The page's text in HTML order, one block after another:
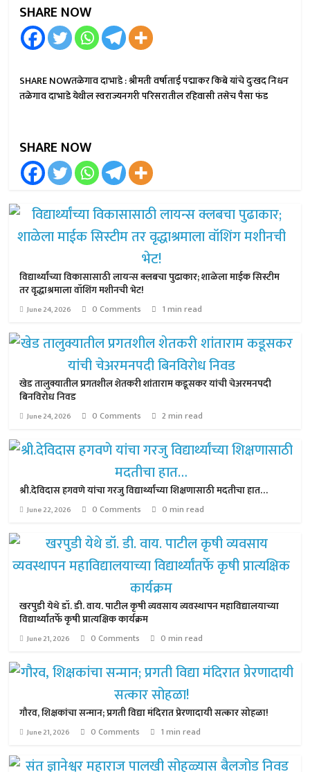
SHARE NOW
SHARE NOWतळेगाव दाभाडे : श्रीमती वर्षाताई पद्माकर किबे यांचे दुःखद निधन
तळेगाव दाभाडे येथील स्वराज्यनगरी परिसरातील रहिवासी तसेच पैसा फंड
SHARE NOW
विद्यार्थ्यांच्या विकासासाठी लायन्स क्लबचा पुढाकार; शाळेला माईक सिस्टीम
तर वृद्धाश्रमाला वॉशिंग मशीनची भेट!
June 24, 2026 0 Comments 1 min read
खेड तालुक्यातील प्रगतशील शेतकरी शांताराम कडूसकर यांची चेअरमनपदी
बिनविरोध निवड
June 24, 2026 0 Comments 2 min read
श्री.देविदास हगवणे यांचा गरजु विद्यार्थ्यांच्या शिक्षणासाठी मदतीचा हात…
June 22, 2026 0 Comments 0 min read
खरपुडी येथे डॉ. डी. वाय. पाटील कृषी व्यवसाय व्यवस्थापन महाविद्यालयाच्या
विद्यार्थ्यांतर्फे कृषी प्रात्यक्षिक कार्यक्रम
June 21, 2026 0 Comments 0 min read
गौरव, शिक्षकांचा सन्मान; प्रगती विद्या मंदिरात प्रेरणादायी सत्कार सोहळा!
June 21, 2026 0 Comments 1 min read